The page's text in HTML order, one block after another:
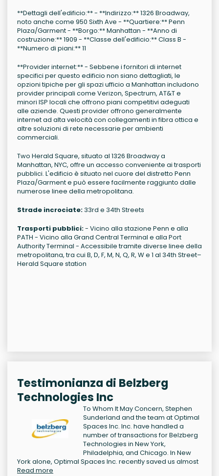
**Dettagli dell'edificio:** - **Indirizzo:** 1326 Broadway,
noto anche come 950 Sixth Ave - **Quartiere:** Penn
Plaza/Garment - **Borgo:** Manhattan - **Anno di
costruzione:** 1909 - **Classe dell'edificio:** Class B -
**Numero di piani:** 11
**Provider internet:** - Sebbene i fornitori di internet
specifici per questo edificio non siano dettagliati, le
opzioni tipiche per gli spazi ufficio a Manhattan includono
provider principali come Verizon, Spectrum, AT&T e
minori ISP locali che offrono piani competitivi adeguati
alle aziende. Questi provider offrono generalmente
internet ad alta velocità con collegamenti in fibra ottica e
altre soluzioni di rete necessarie per ambienti
commerciali.
Two Herald Square, situato al 1326 Broadway a
Manhattan, NYC, offre un accesso conveniente ai trasporti
pubblici. L'edificio è situato nel cuore del distretto Penn
Plaza/Garment e può essere facilmente raggiunto dalle
numerose linee della metropolitana.
Strade incrociate:33rd e 34th Streets
Trasporti pubblici:- Vicino alla stazione Penn e alla
PATH - Vicino alla Grand Central Terminal e alla Port
Authority Terminal - Accessibile tramite diverse linee della
metropolitana, tra cui B, D, F, M, N, Q, R, W e 1 al 34th Street–
Herald Square station
Testimonianza di Belzberg
Technologies Inc
To Whom It May Concern, Stephen
Sunderland and the team at Optimal
Spaces Inc. Inc. have handled a
number of transactions for Belzberg
Technologies in New York,
Philadelphia, and Chicago. In New
York alone, Optimal Spaces Inc. recently saved us almost
Read more